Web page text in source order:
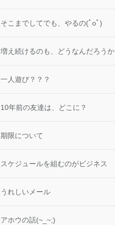
そこまでしてでも、やるの(ﾟoﾟ)
増え続けるのも、どうなんだろうか
一人遊び？？？
10年前の友達は、どこに？
期限について
スケジュールを組むのがビジネス
うれしいメール
アホウの話(~_~;)